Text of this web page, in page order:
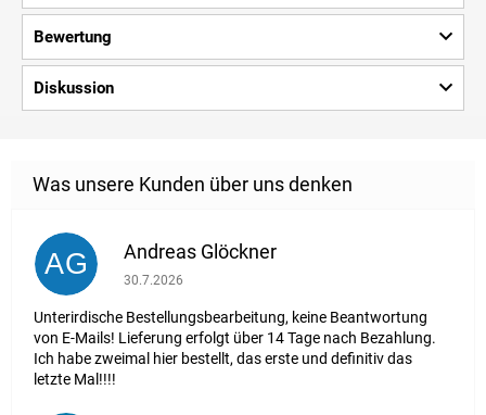
Bewertung
Diskussion
AG Andreas Glöckner
Die Shop-Bewertung beträgt 1 von 5 Sternen.
30.7.2026
Unterirdische Bestellungsbearbeitung, keine Beantwortung
von E-Mails! Lieferung erfolgt über 14 Tage nach Bezahlung.
Ich habe zweimal hier bestellt, das erste und definitiv das
letzte Mal!!!!